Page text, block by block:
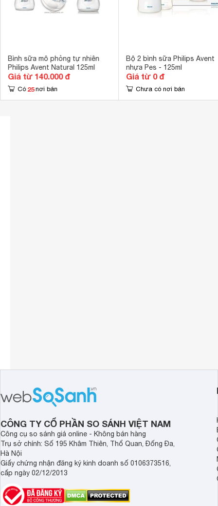
Bình sữa mô phỏng tự nhiên
Philips Avent Natural 125ml
Giá từ 140.000 đ
Có 25 nơi bán
Bộ 2 bình sữa Philips Avent
nhựa Pes - 125ml
Giá từ 0 đ
Chưa có nơi bán
CÔNG TY CỔ PHẦN SO SÁNH VIỆT NAM
Công cụ so sánh giá online - Không bán hàng
Trụ sở chính: Số 195 Khâm Thiên, Thổ Quan, Đống Đa,
Hà Nội
Giấy chứng nhận đăng ký kinh doanh số 0106373516,
cấp ngày 02/12/2013